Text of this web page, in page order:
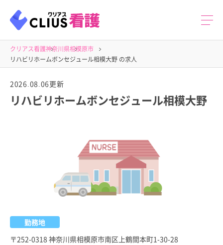
クリアス看護神奈川県相模原市
リハビリホームボンセジュール相模大野 の求人
2026.08.06更新
リハビリホームボンセジュール相模大野
勤務地
〒252-0318 神奈川県相模原市南区上鶴間本町1-30-28